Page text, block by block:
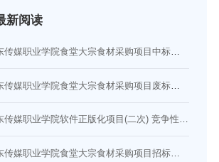
新阅读
山东传媒职业学院食堂大宗食材采购项目中标公告
山东传媒职业学院软件正版化项目(二次) 竞争性磋商公告